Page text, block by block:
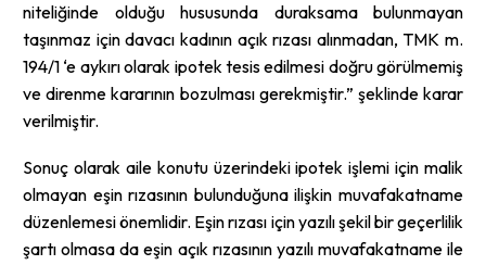
niteliğinde olduğu hususunda duraksama bulunmayan
taşınmaz için davacı kadının açık rızası alınmadan, TMK m.
194/1 ‘e aykırı olarak ipotek tesis edilmesi doğru görülmemiş
ve direnme kararının bozulması gerekmiştir.” şeklinde karar
verilmiştir.
Sonuç olarak aile konutu üzerindeki ipotek işlemi için malik
olmayan eşin rızasının bulunduğuna ilişkin muvafakatname
düzenlemesi önemlidir. Eşin rızası için yazılı şekil bir geçerlilik
şartı olmasa da eşin açık rızasının yazılı muvafakatname ile